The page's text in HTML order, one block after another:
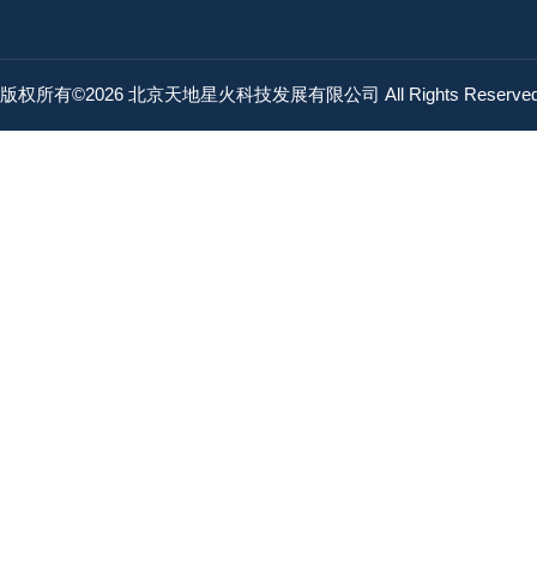
版权所有©2026 北京天地星火科技发展有限公司 All Rights